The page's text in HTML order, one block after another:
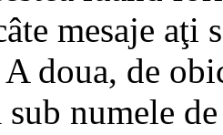
mesaje aţi
doua, de
sub numele